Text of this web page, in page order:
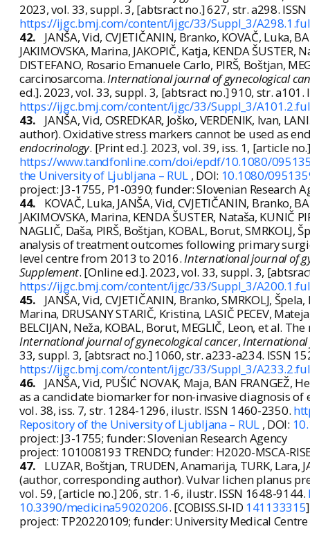
2023, vol. 33, suppl. 3, [abtsract no.] 627, str. a298.
https://ijgc.bmj.com/content/ijgc/33/Suppl_3/
42.
JANŠA, Vid, CVJETIČANIN, Branko, KOVAČ, Luka,
JAKIMOVSKA, Marina, JAKOPIČ, Katja, KENDA ŠUSTER,
DISTEFANO, Rosario Emanuele Carlo, PIRŠ, Boštjan,
carcinosarcoma.International journal of gynecological
ed.]. 2023, vol. 33, suppl. 3, [abtsract no.] 910, str. a101.
https://ijgc.bmj.com/content/ijgc/33/Suppl_3/
43.
JANŠA, Vid, OSREDKAR, Joško, VERDENIK, Ivan,
author). Oxidative stress markers cannot be used as
endocrinology. [Print ed.]. 2023, vol. 39, iss. 1, [article
https://www.tandfonline.com/doi/epdf/10.1080/
the University of Ljubljana – RUL , DOI: 10.1080/
project: J3-1755, P1-0390; funder: Slovenian Research
44.
KOVAČ, Luka, JANŠA, Vid, CVJETIČANIN, Branko,
JAKIMOVSKA, Marina, KENDA ŠUSTER, Nataša, KUNIČ
NAGLIČ, Daša, PIRŠ, Boštjan, KOBAL, Borut, SMRKOLJ,
analysis of treatment outcomes following primary
level centre from 2013 to 2016.International journal of
Supplement. [Online ed.]. 2023, vol. 33, suppl. 3,
https://ijgc.bmj.com/content/ijgc/33/Suppl_3/
45.
JANŠA, Vid, CVJETIČANIN, Branko, SMRKOLJ,
Marina, DRUSANY STARIČ, Kristina, LASIČ PECEV,
BELCIJAN, Neža, KOBAL, Borut, MEGLIČ, Leon, et al.
International journal of gynecological cancer,International
33, suppl. 3, [abtsract no.] 1060, str. a233-a234. ISSN
https://ijgc.bmj.com/content/ijgc/33/Suppl_3/
46.
JANŠA, Vid, PUŠIĆ NOVAK, Maja, BAN
as a candidate biomarker for non-invasive diagnosis
vol. 38, iss. 7, str. 1284-1296, ilustr. ISSN 1460-2350.
Repository of the University of Ljubljana – RUL , DOI:
project: J3-1755; funder: Slovenian Research Agency
project: 101008193 TRENDO; funder: H2020-MSCA-
47.
LUZAR, Boštjan, TRUDEN, Anamarija, TURK, Lara,
(author, corresponding author). Vulvar lichen planus
vol. 59, [article no.] 206, str. 1-6, ilustr. ISSN 1648-9144.
10.3390/medicina59020206. [COBISS.SI-ID 141133315]
project: TP20220109; funder: University Medical